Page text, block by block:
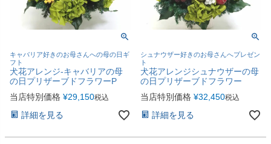
キャバリア好きのお母さんへの母の日ギ
フト
犬花アレンジ-キャバリアの母
の日プリザーブドフラワーP
当店特別価格 ¥29,150税込
詳細を見る
シュナウザー好きのお母さんへプレゼン
ト
犬花アレンジシュナウザーの母
の日プリザーブドフラワー
当店特別価格 ¥32,450税込
詳細を見る